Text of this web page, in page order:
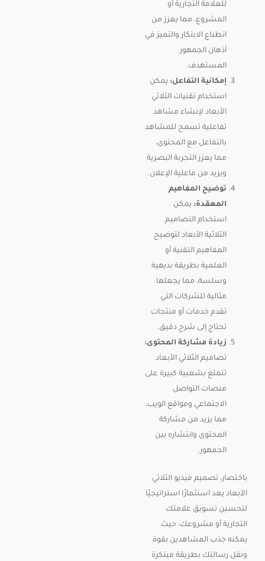
للعلامة التجارية أو
المشروع، مما يعزز من
انطباع الابتكار والتميز في
أذهان الجمهور
المستهدف.
إمكانية التفاعل: يمكن
استخدام تقنيات الثلاثي
الأبعاد لإنشاء مشاهد
تفاعلية تسمح للمشاهد
بالتفاعل مع المحتوى،
مما يعزز التجربة البصرية
ويزيد من فاعلية الإعلان.
توضيح المفاهيم
المعقدة: يمكن
استخدام التصاميم
الثلاثية الأبعاد لتوضيح
المفاهيم التقنية أو
العلمية بطريقة بديهية
وسلسة، مما يجعلها
مثالية للشركات التي
تقدم خدمات أو منتجات
تحتاج إلى شرح دقيق.
زيادة مشاركة المحتوى:
تصاميم الثلاثي الأبعاد
تتمتع بشعبية كبيرة على
منصات التواصل
الاجتماعي ومواقع الويب،
مما يزيد من مشاركة
المحتوى وانتشاره بين
الجمهور.
باختصار، تصميم فيديو الثلاثي
الأبعاد يعد استثمارًا استراتيجيًا
لتحسين تسويق علامتك
التجارية أو مشروعك، حيث
يمكنه جذب المشاهدين بقوة
ونقل رسالتك بطريقة مبتكرة